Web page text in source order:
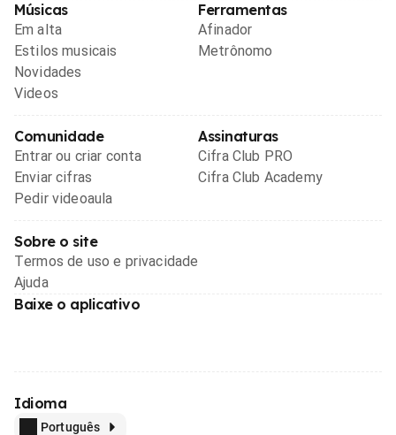
Músicas
Em alta
Estilos musicais
Novidades
Videos
Ferramentas
Afinador
Metrônomo
Comunidade
Entrar ou criar conta
Enviar cifras
Pedir videoaula
Assinaturas
Cifra Club PRO
Cifra Club Academy
Sobre o site
Termos de uso e privacidade
Ajuda
Baixe o aplicativo
Idioma
Português